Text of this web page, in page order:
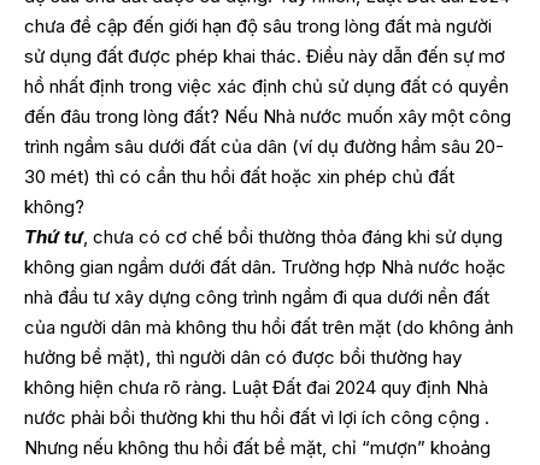
chưa đề cập đến giới hạn độ sâu trong lòng đất mà người
sử dụng đất được phép khai thác. Điều này dẫn đến sự mơ
hồ nhất định trong việc xác định chủ sử dụng đất có quyền
đến đâu trong lòng đất? Nếu Nhà nước muốn xây một công
trình ngầm sâu dưới đất của dân (ví dụ đường hầm sâu 20-
30 mét) thì có cần thu hồi đất hoặc xin phép chủ đất
không?
Thứ tư, chưa có cơ chế bồi thường thỏa đáng khi sử dụng
không gian ngầm dưới đất dân. Trường hợp Nhà nước hoặc
nhà đầu tư xây dựng công trình ngầm đi qua dưới nền đất
của người dân mà không thu hồi đất trên mặt (do không ảnh
hưởng bề mặt), thì người dân có được bồi thường hay
không hiện chưa rõ ràng. Luật Đất đai 2024 quy định Nhà
nước phải bồi thường khi thu hồi đất vì lợi ích công cộng .
Nhưng nếu không thu hồi đất bề mặt, chỉ “mượn” khoảng